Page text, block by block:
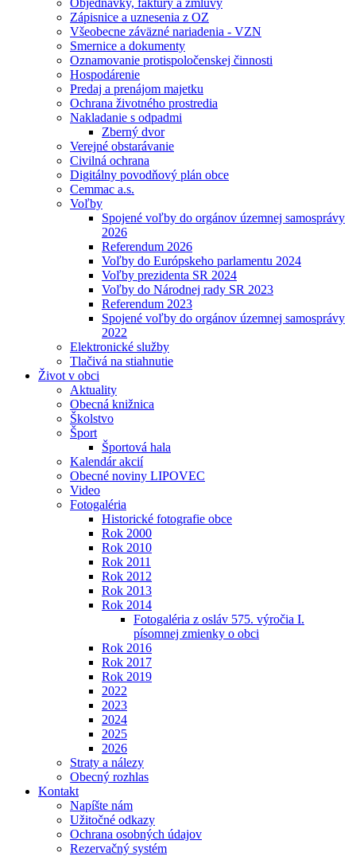
Objednávky, faktúry a zmluvy
Zápisnice a uznesenia z OZ
Všeobecne záväzné nariadenia - VZN
Smernice a dokumenty
Oznamovanie protispoločenskej činnosti
Hospodárenie
Predaj a prenájom majetku
Ochrana životného prostredia
Nakladanie s odpadmi
Zberný dvor
Verejné obstarávanie
Civilná ochrana
Digitálny povodňový plán obce
Cemmac a.s.
Voľby
Spojené voľby do orgánov územnej samosprávy
2026
Referendum 2026
Voľby do Európskeho parlamentu 2024
Voľby prezidenta SR 2024
Voľby do Národnej rady SR 2023
Referendum 2023
Spojené voľby do orgánov územnej samosprávy
2022
Elektronické služby
Tlačivá na stiahnutie
Život v obci
Aktuality
Obecná knižnica
Školstvo
Šport
Športová hala
Kalendár akcií
Obecné noviny LIPOVEC
Video
Fotogaléria
Historické fotografie obce
Rok 2000
Rok 2010
Rok 2011
Rok 2012
Rok 2013
Rok 2014
Fotogaléria z osláv 575. výročia I.
písomnej zmienky o obci
Rok 2016
Rok 2017
Rok 2019
2022
2023
2024
2025
2026
Straty a nálezy
Obecný rozhlas
Kontakt
Napíšte nám
Užitočné odkazy
Ochrana osobných údajov
Rezervačný systém